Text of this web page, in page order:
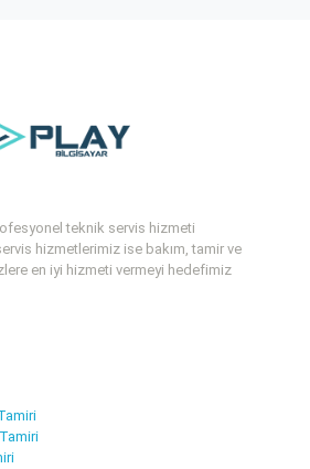
teknik servis hizmeti
hizmetlerimiz ise bakım, tamir ve
en iyi hizmeti vermeyi hedefimiz